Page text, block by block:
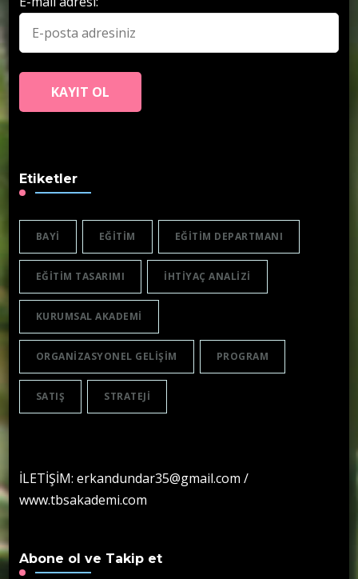
Etiketler
BAYI EĞITIM EĞITIM DEPARTMANI
EĞITIM TASARIMI IHTIYAÇ ANALIZI
KURUMSAL AKADEMI
ORGANIZASYONEL GELIŞIM PROGRAM
SATIŞ STRATEJI
İLETİŞİM: erkandundar35@gmail.com /
www.tbsakademi.com
Abone ol ve Takip et